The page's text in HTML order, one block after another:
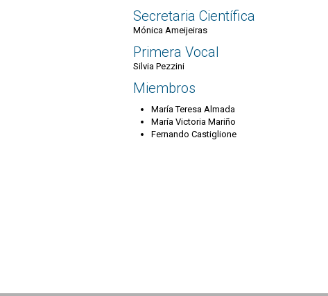
Secretaria Científica
Mónica Ameijeiras
Primera Vocal
Silvia Pezzini
Miembros
María Teresa Almada
María Victoria Mariño
Fernando Castiglione